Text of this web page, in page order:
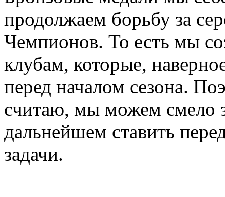
продолжаем борьбу за
Чемпионов. То есть мы
клубам, которые,
перед началом сезона.
считаю, мы можем смело
дальнейшем ставить
задачи.